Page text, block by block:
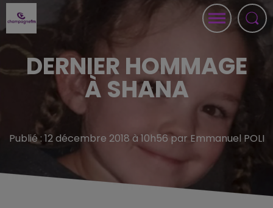
DERNIER HOMMAGE
À SHANA
Publié : 12 décembre 2018 à 10h56 par Emmanuel POLI